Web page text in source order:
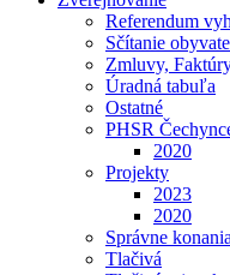
Referendum
Sčítanie
Zmluvy,
Úradná tabuľa
Ostatné
PHSR
2020
Projekty
2023
2020
Správne
Tlačivá